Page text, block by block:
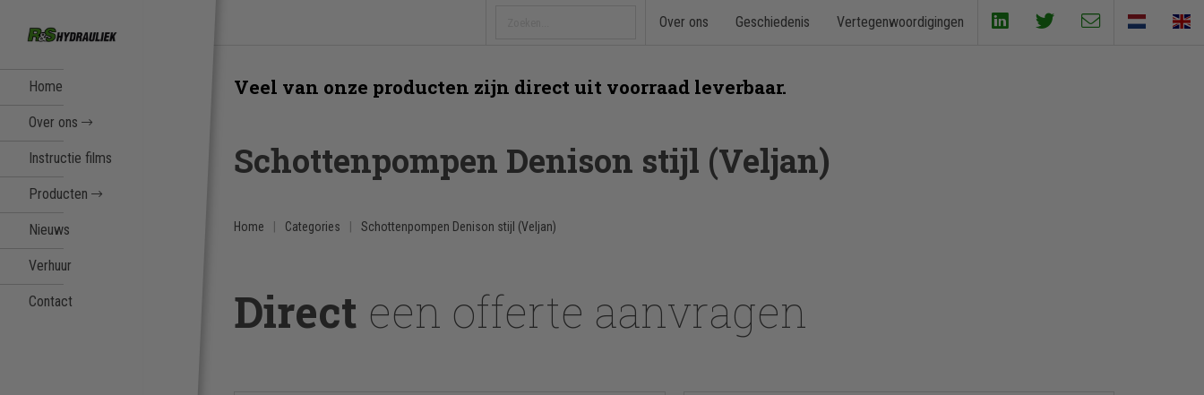
Over ons Geschiedenis Vertegenwoordigingen
Home
Over ons
Instructie films
Producten
Nieuws
Verhuur
Contact
Veel van onze producten zijn direct uit voorraad leverbaar.
Schottenpompen Denison stijl (Veljan)
Home Categories Schottenpompen Denison stijl (Veljan)
Direct een offerte aanvragen